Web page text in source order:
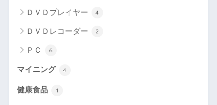
ＤＶＤプレイヤー 4
ＤＶＤレコーダー 2
ＰＣ 6
マイニング 4
健康食品 1